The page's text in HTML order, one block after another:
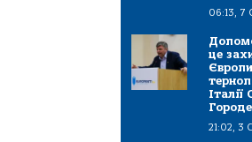
06:13, 7
це
Італії
21:02, 3